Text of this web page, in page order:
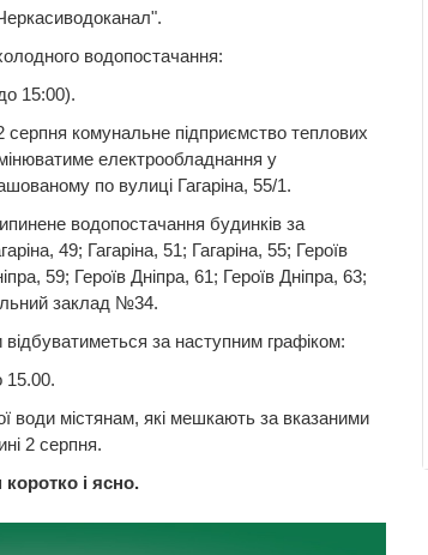
водопостачання:
15:00).
комунальне підприємство теплових
електрообладнання у
по вулиці Гагаріна, 55/1.
водопостачання будинків за
49; Гагаріна, 51; Гагаріна, 55; Героїв
59; Героїв Дніпра, 61; Героїв Дніпра, 63;
заклад №34.
за наступним графіком:
15.00.
води містянам, які мешкають за вказаними
2 серпня.
і ясно.